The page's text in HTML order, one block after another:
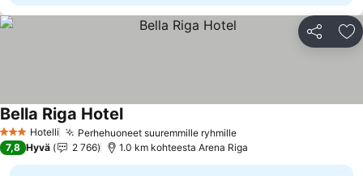
Jaa
3 Tähtiluokitus
Hotelli Perhehuoneet suuremmille ryhmille
Bella Riga Hotel
7,8 Hyvä 2 766 1.0 km kohteesta Arena Riga